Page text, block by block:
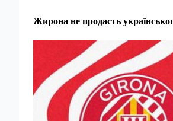
Жирона не продасть